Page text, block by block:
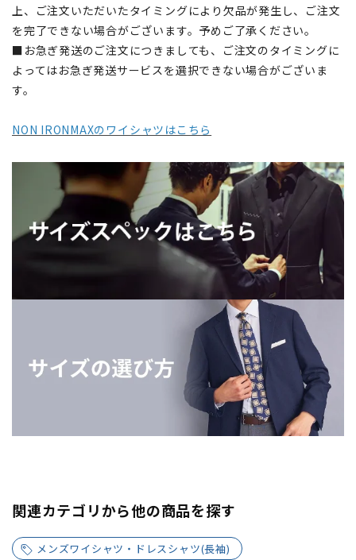
上、ご注文いただいたタイミングにより欠品が発生し、ご注文
を完了できない場合がございます。予めご了承ください。
■お急ぎ発送のご注文につきましても、ご注文のタイミングに
よってはお急ぎ発送サービスを選択できない場合がございま
す。
NON IRONMAXのワイシャツはこちら
関連カテゴリから他の商品を探す
メンズワイシャツ・ドレスシャツ(長袖)